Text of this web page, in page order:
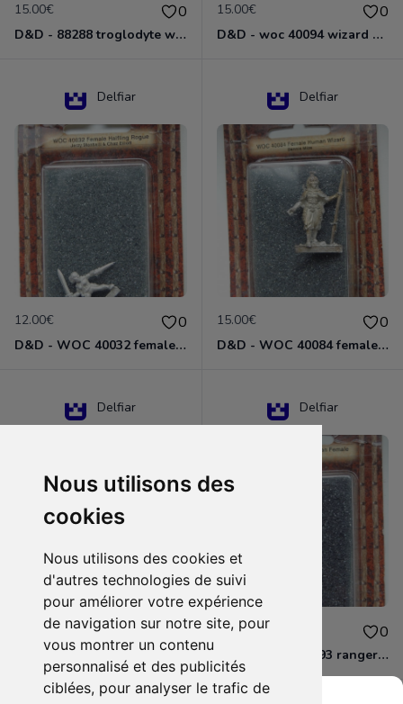
Nous utilisons des
cookies
Nous utilisons des cookies et
d'autres technologies de suivi
pour améliorer votre expérience
de navigation sur notre site, pour
vous montrer un contenu
personnalisé et des publicités
ciblées, pour analyser le trafic de
15.00€ 0
D&D - 88288 troglodyte with long Miniature - Donjons Dragons
15.00€ 0
D&D - woc 40094 wizard human male Miniature - Donjons Dragons
Delfiar
12.00€ 0
D&D - WOC 40032 female halfling rogue Miniature - Donjons Dragons
Delfiar
15.00€ 0
D&D - WOC 40084 female human wizard Miniature - Donjons Dragons
Delfiar
15.00€ 0
D&D - 88286 paladin human male Miniature - Donjons Dragons
Delfiar
12.00€ 0
D&D - WOC 40093 ranger human female Miniature - Donjons Dragons